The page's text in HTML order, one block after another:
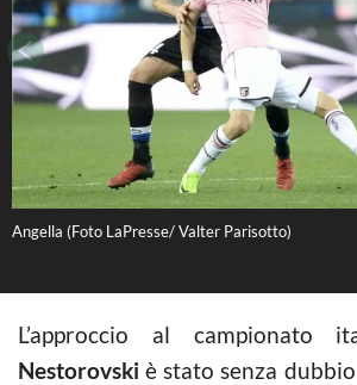
Angella (Foto LaPresse/ Valter Parisotto)
L’approccio al campionato
Nestorovskiè stato senza